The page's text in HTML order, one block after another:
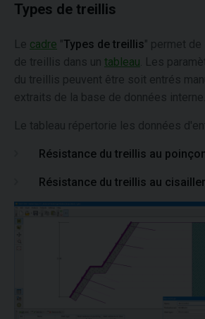
Types de treillis
Le cadre "Types de treillis" permet
de treillis dans un tableau . Les
du treillis peuvent être soit entrés
extraits de la base de données interne.
Le tableau répertorie les données
Résistance du treillis au
Résistance du treillis au